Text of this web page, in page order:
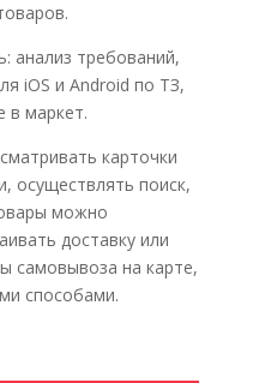
анализ требований,
iOS и Android по ТЗ,
в маркет.
карточки
осуществлять поиск,
можно
доставку или
самовывоза на карте,
способами.